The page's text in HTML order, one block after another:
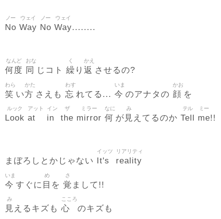
No
ノー
Way
ウェイ
No
ノー
Way
ウェイ
........
何度
なんど
同
おな
じコト 繰
く
り 返
かえ
させるの?
笑
わら
い方
かた
さえも 忘
わす
れてる... 今
いま
のアナタの 顔
かお
を
Look
ルック
at
アット
in
イン
the
ザ
mirror
ミラー
何
なに
が 見
み
えてるのか Tell
テル
me
ミー
!!
まぼろしとかじゃない It's
イッツ
reality
リアリティ
今
いま
すぐに 目
め
を 覚
さ
まして!!
見
み
えるキズも 心
こころ
のキズも